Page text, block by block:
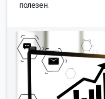
полезен.